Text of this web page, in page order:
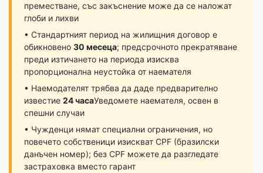
преместване, със закъснение може да се наложат
глоби и лихви
• Стандартният период на жилищния договор е
обикновено 30 месеца; предсрочното прекратяване
преди изтичането на периода изисква
пропорционална неустойка от наемателя
• Наемодателят трябва да даде предварително
известие 24 часаУведомете наемателя, освен в
спешни случаи
• Чужденци нямат специални ограничения, но
повечето собственици изискват CPF (бразилски
данъчен номер); без CPF можете да разгледате
застраховка вместо гарант